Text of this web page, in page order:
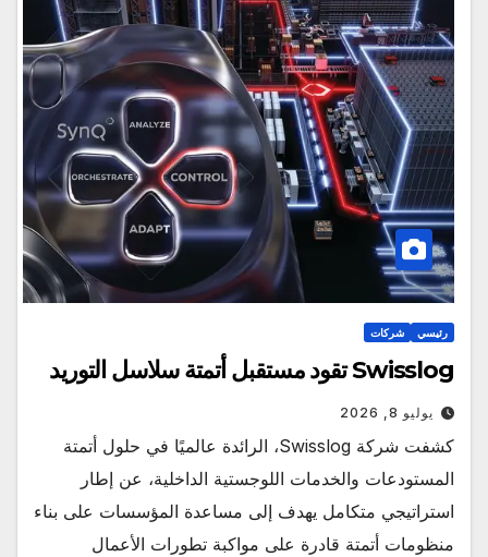
رئيسي شركات
Swisslog تقود مستقبل أتمتة سلاسل التوريد
يوليو 8, 2026
كشفت شركة Swisslog، الرائدة عالميًا في حلول أتمتة
المستودعات والخدمات اللوجستية الداخلية، عن إطار
استراتيجي متكامل يهدف إلى مساعدة المؤسسات على بناء
منظومات أتمتة قادرة على مواكبة تطورات الأعمال